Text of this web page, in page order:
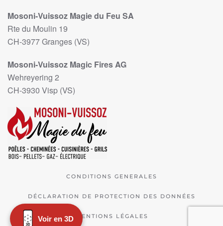
Mosoni-Vuissoz Magie du Feu SA
Rte du Moulin 19
CH-3977 Granges (VS)
Mosoni-Vuissoz Magic Fires AG
Wehreyering 2
CH-3930 Visp (VS)
CONDITIONS GENERALES
DÉCLARATION DE PROTECTION DES DONNÉES
MENTIONS LÉGALES
Voir en 3D